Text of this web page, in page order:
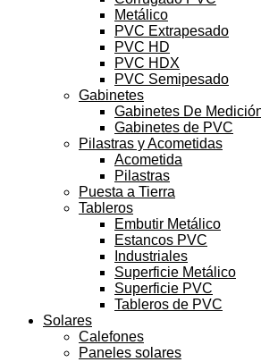
Metálico
PVC Extrapesado
PVC HD
PVC HDX
PVC Semipesado
Gabinetes
Gabinetes De
Gabinetes de PVC
Pilastras y Acometidas
Acometida
Pilastras
Puesta a Tierra
Tableros
Embutir Metálico
Estancos PVC
Industriales
Superficie Metálico
Superficie PVC
Tableros de PVC
Solares
Calefones
Paneles solares